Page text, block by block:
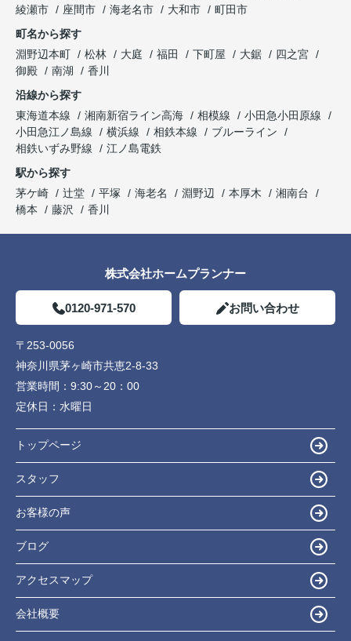
綾瀬市
座間市 海老名市 大和市
町田市
町名から探す
淵野辺本町
松林 大庭 福田 下町屋 大鋸
四之宮
御殿
南湖
香川
沿線から探す
東海道本線
湘南新宿ライン高海 相模線
小田急小田原線
小田急江ノ島線
横浜線 相鉄本線
ブルーライン
相鉄いずみ野線
江ノ島電鉄
駅から探す
茅ケ崎
辻堂 平塚 海老名 淵野辺 本厚木
湘南台
橋本
藤沢 香川
株式会社ホームプランナー
0120-971-570 お問い合わせ
〒253-0056
神奈川県茅ヶ崎市共恵2-8-33
営業時間： 9:30～20：00
定休日： 水曜日
トップページ
スタッフ
お客様の声
ブログ
アクセスマップ
会社概要